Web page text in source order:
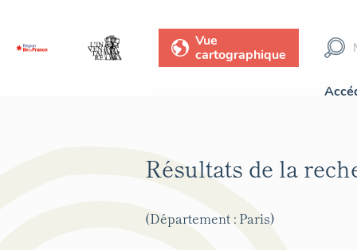
Vue
cartographique
Résultats de la
(Département : Paris)